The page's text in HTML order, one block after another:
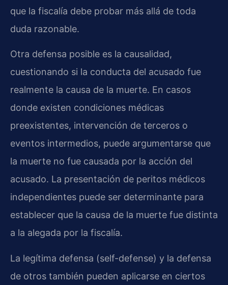
que la fiscalía debe probar más allá de toda
duda razonable.
Otra defensa posible es la causalidad,
cuestionando si la conducta del acusado fue
realmente la causa de la muerte. En casos
donde existen condiciones médicas
preexistentes, intervención de terceros o
eventos intermedios, puede argumentarse que
la muerte no fue causada por la acción del
acusado. La presentación de peritos médicos
independientes puede ser determinante para
establecer que la causa de la muerte fue distinta
a la alegada por la fiscalía.
La legítima defensa (self-defense) y la defensa
de otros también pueden aplicarse en ciertos